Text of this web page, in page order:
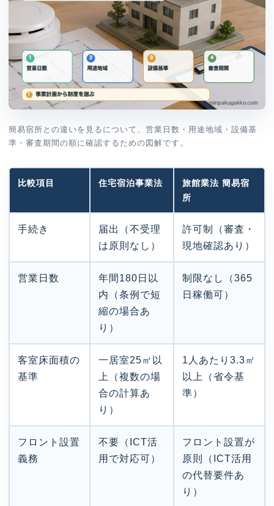
簡易宿所との違いを見るについて、営業日数・用途地域・設備基
準・審査期間の順に確認するための図解です。
比較項目 住宅宿泊事業法
旅館業法 簡易宿
所
手続き
届出（不受理
は原則なし）
許可制（審査・
現地確認あり）
営業日数
年間180日以
内（条例で短
縮の場合あ
り）
制限なし（365
日稼働可）
客室床面積の
基準
一居室25㎡以
上（複数の場
合の計算あ
り）
1人あたり3.3㎡
以上（省令基
準）
フロント設置
義務
不要（ICT活
用で対応可）
フロント設置が
原則（ICT活用
の代替要件あ
り）